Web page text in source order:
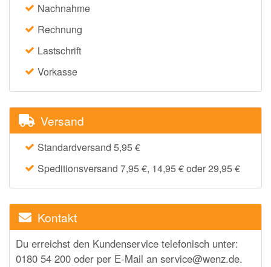
Nachnahme
Rechnung
Lastschrift
Vorkasse
Versand
Standardversand 5,95 €
Speditionsversand 7,95 €, 14,95 € oder 29,95 €
Kontakt
Du erreichst den Kundenservice telefonisch unter:
0180 54 200 oder per E-Mail an service@wenz.de.